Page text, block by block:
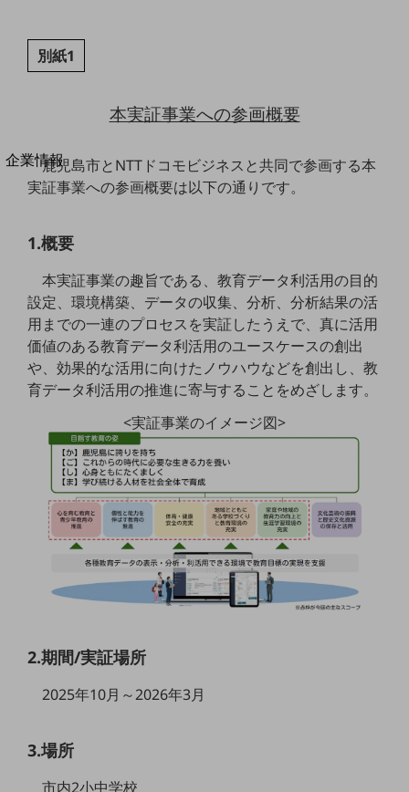
新規会員登録/ログインはこちら
100回線以上のお問い合わせ・お見積りはこちら
別ウィンドウで開きます
企業情報
企業情報TOP
社長からのご挨拶
事業拠点
グループ会社
会社案内パンフレット
ニュースルーム
ニュースルームTOP
ニュースリリース
地域からの発表
重要なお知らせ
サステナビリティ
サステナビリティTOP
NTTドコモビジネスグループのサステナビリティ
別紙1
本実証事業への参画概要
鹿児島市とNTTドコモビジネスと共同で参画する本
実証事業への参画概要は以下の通りです。
1.概要
本実証事業の趣旨である、教育データ利活用の目的
設定、環境構築、データの収集、分析、分析結果の活
用までの一連のプロセスを実証したうえで、真に活用
価値のある教育データ利活用のユースケースの創出
や、効果的な活用に向けたノウハウなどを創出し、教
育データ利活用の推進に寄与することをめざします。
<実証事業のイメージ図>
2.期間/実証場所
2025年10月～2026年3月
3.場所
市内2小中学校